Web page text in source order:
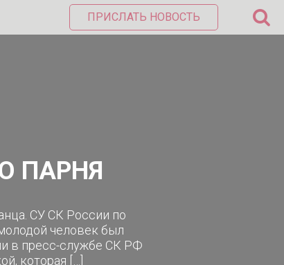
ПРИСЛАТЬ НОВОСТЬ
ПАРНЯ
СУ СК России по
человек был
в пресс-службе СК РФ
которая […]